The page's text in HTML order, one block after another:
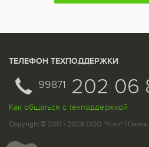
ТЕЛЕФОН ТЕХПОДДЕРЖКИ
99871 202 06
Как общаться с техподдержкой
Copyright © 2017 - 2026 ООО "Flink" | Почта: